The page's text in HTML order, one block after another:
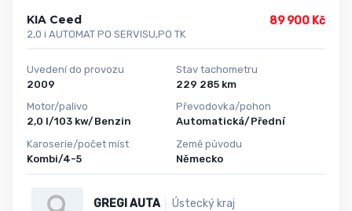
KIA Ceed
2,0 i AUTOMAT PO SERVISU,PO TK
89 900 Kč
Uvedení do provozu
2009
Motor/palivo
2,0 l/103 kw/Benzin
Karoserie/počet míst
Kombi/4-5
Stav tachometru
229 285 km
Převodovka/pohon
Automatická/Přední
Země původu
Německo
GREGI AUTA Ústecký kraj